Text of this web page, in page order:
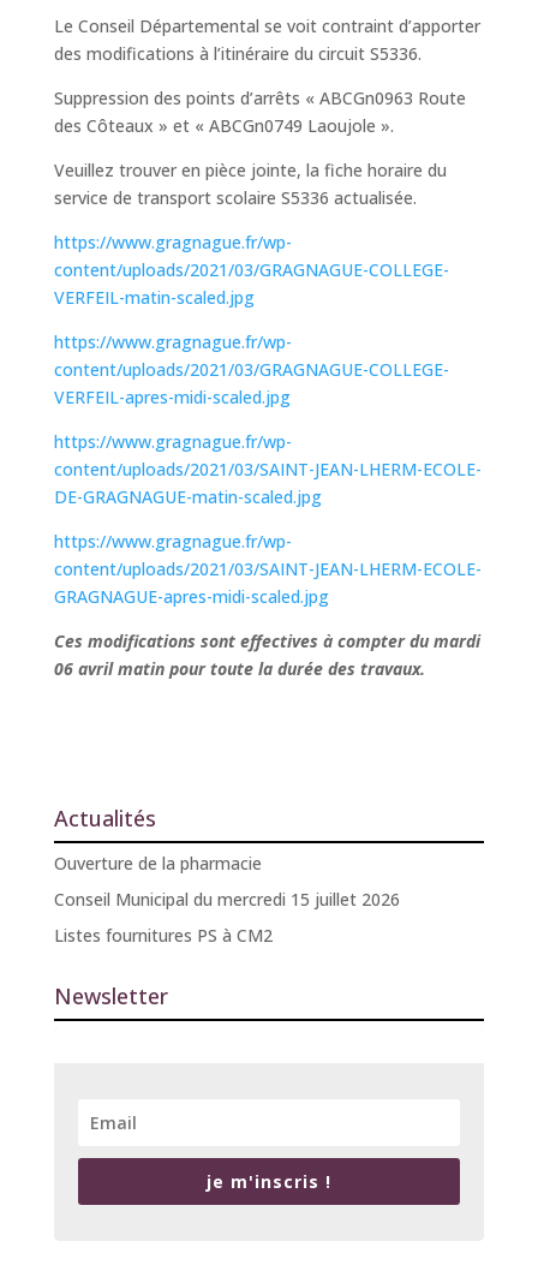
Le Conseil Départemental se voit contraint d’apporter
des modifications à l’itinéraire du circuit S5336.
Suppression des points d’arrêts « ABCGn0963 Route
des Côteaux » et « ABCGn0749 Laoujole ».
Veuillez trouver en pièce jointe, la fiche horaire du
service de transport scolaire S5336 actualisée.
https://www.gragnague.fr/wp-
content/uploads/2021/03/GRAGNAGUE-COLLEGE-
VERFEIL-matin-scaled.jpg
https://www.gragnague.fr/wp-
content/uploads/2021/03/GRAGNAGUE-COLLEGE-
VERFEIL-apres-midi-scaled.jpg
https://www.gragnague.fr/wp-
content/uploads/2021/03/SAINT-JEAN-LHERM-ECOLE-
DE-GRAGNAGUE-matin-scaled.jpg
https://www.gragnague.fr/wp-
content/uploads/2021/03/SAINT-JEAN-LHERM-ECOLE-
GRAGNAGUE-apres-midi-scaled.jpg
Ces modifications sont effectives à compter du mardi
06 avril matin pour toute la durée des travaux.
Actualités
Ouverture de la pharmacie
Conseil Municipal du mercredi 15 juillet 2026
Listes fournitures PS à CM2
Newsletter
je m'inscris !